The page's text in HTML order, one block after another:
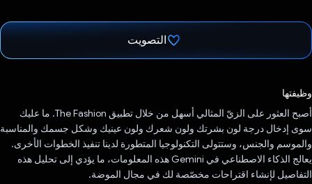
التصويت
وظيفتها
أصبح العثور على الزيّ المثالي أسهل من خلال تطبيق The Fashion. ما عليك
سوى إدخال درجة لون بشرتك ولون شعرك ولون عينيك وشكل جسمك والمناسبة
والموسم والجنس، وستتولى التكنولوجيا المتطورة لدينا تنفيذ الخطوات الأخرى.
يعالج الذكاء الاصطناعي في Gemini هذه المعلومات، ما يؤدي إلى تحليل هذه
التفاصيل لإنشاء اقتراحات مخصّصة لك في مجال الموضة.